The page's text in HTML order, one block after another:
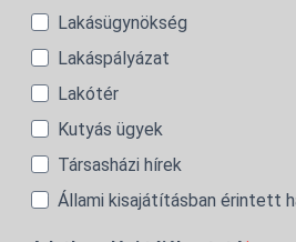
Lakásügynökség
Lakáspályázat
Lakótér
Kutyás ügyek
Társasházi hírek
Állami kisajátításban érintett